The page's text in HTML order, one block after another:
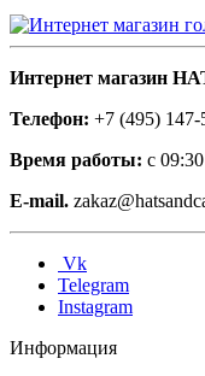
Интернет магазин
Телефон: +7 (495) 147-
Время работы: с
E-mail.
Vk
Telegram
Instagram
Информация